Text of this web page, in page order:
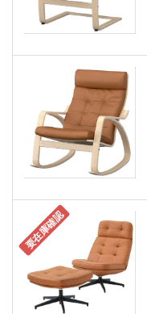
要在庫確認